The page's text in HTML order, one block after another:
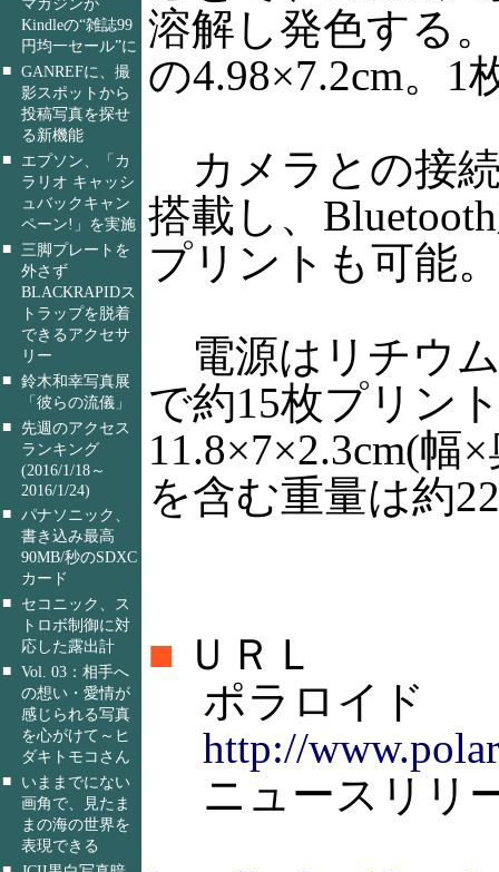
マガジンが
Kindleの“雑誌99
円均一セール”に
■ GANREFに、撮
影スポットから
投稿写真を探せ
る新機能
■
エプソン、「カ
ラリオ キャッシ
ュバックキャン
ペーン!」を実施
■ 三脚プレートを
外さず
BLACKRAPIDス
トラップを脱着
できるアクセサ
リー
■ 鈴木和幸写真展
「彼らの流儀」
■ 先週のアクセス
ランキング
(2016/1/18～
2016/1/24)
■ パナソニック、
書き込み最高
90MB/秒のSDXC
カード
■
セコニック、ス
トロボ制御に対
応した露出計
■ Vol. 03：相手へ
の想い・愛情が
感じられる写真
を心がけて～ヒ
ダキトモコさん
■
いままでにない
画角で、見たま
まの海の世界を
表現できる
溶解し発色する
の4.98×7.2cm。1
カメラとの接続
搭載し、
プリントも可能
電源はリチウ
で約15枚プリン
11.8×7×2.3cm(幅
を含む重量は約
■ ＵＲＬ
ポラロイド
http://
ニュースリリ